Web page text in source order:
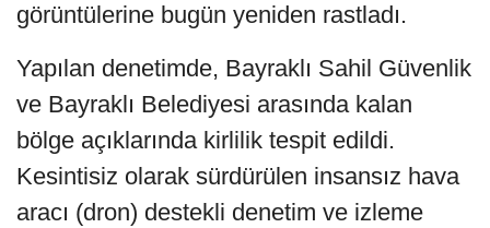
görüntülerine bugün yeniden rastladı.
Yapılan denetimde, Bayraklı Sahil Güvenlik
ve Bayraklı Belediyesi arasında kalan
bölge açıklarında kirlilik tespit edildi.
Kesintisiz olarak sürdürülen insansız hava
aracı (dron) destekli denetim ve izleme